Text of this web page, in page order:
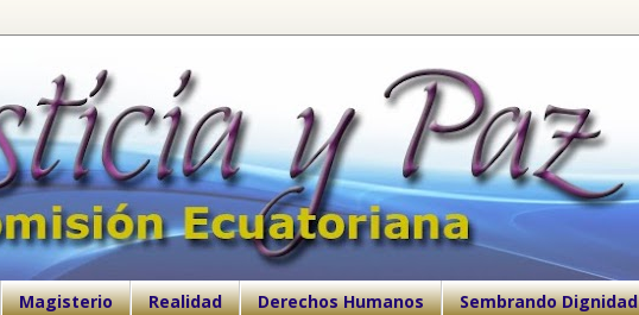
Magisterio Realidad Derechos Humanos Sembrando Dignidad